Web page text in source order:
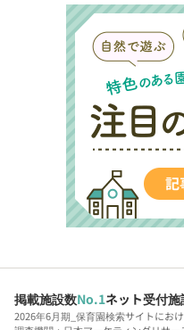
掲載施設数No.1ネット受付施
2026年6月期_保育園検索サイトにお